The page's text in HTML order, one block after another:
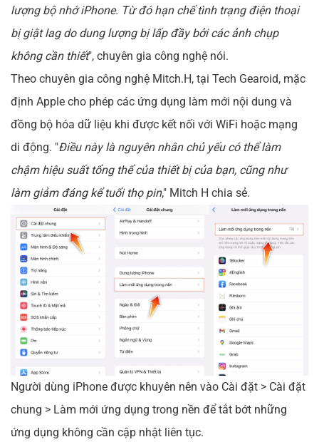
lượng bộ nhớ iPhone. Từ đó hạn chế tình trạng điện thoại
bị giật lag do dung lượng bị lấp đầy bởi các ảnh chụp
không cần thiết", chuyên gia công nghệ nói.
Theo chuyên gia công nghệ Mitch.H, tại Tech Gearoid, mặc
định Apple cho phép các ứng dụng làm mới nội dung và
đồng bộ hóa dữ liệu khi được kết nối với WiFi hoặc mạng
di động. "Điều này là nguyên nhân chủ yếu có thể làm
chậm hiệu suất tổng thể của thiết bị của bạn, cũng như
làm giảm đáng kể tuổi thọ pin," Mitch H chia sẻ.
Người dùng iPhone được khuyên nên vào Cài đặt > Cài đặt
chung > Làm mới ứng dụng trong nền để tắt bớt những
ứng dụng không cần cập nhật liên tục.